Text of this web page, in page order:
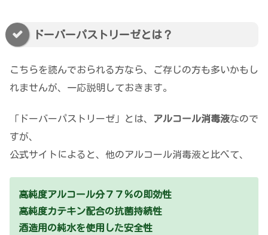
ドーバーパストリーゼとは？
こちらを読んでおられる方なら、ご存じの方も多いかもし
れませんが、一応説明しておきます。
「ドーバーパストリーゼ」とは、 アルコール消毒液なので
すが、
公式サイトによると、他のアルコール消毒液と比べて、
高純度アルコール分７７％の即効性
高純度カテキン配合の抗菌持続性
酒造用の純水を使用した安全性